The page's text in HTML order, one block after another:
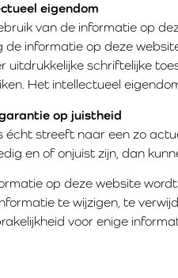
eigendom
van de informatie op
de informatie op deze
uitdrukkelijke schriftelijke
Het intellectueel
op juistheid
écht streeft naar een zo
en of onjuist zijn, dan
op deze website
te wijzigen, te
voor enige